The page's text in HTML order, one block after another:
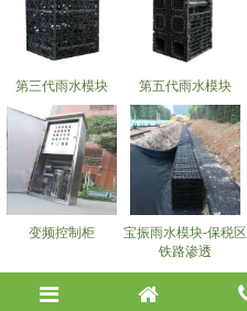
第三代雨水模块 第五代雨水模块
变频控制柜
宝振雨水模块-保税区
铁路渗透